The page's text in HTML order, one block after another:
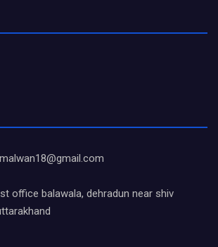
office balawala, dehradun near shiv